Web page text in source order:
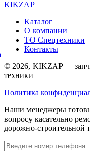
KIKZAP
Каталог
О компании
ТО Спецтехники
Контакты
© 2026, KIKZAP —
техники
Политика
Наши менеджеры
вопросу касательно
дорожно-строительной